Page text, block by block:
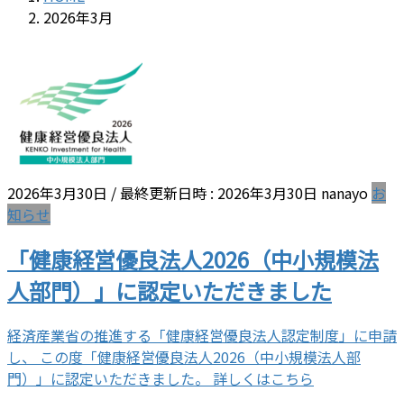
2026年3月
2026年3月30日 / 最終更新日時 : 2026年3月30日 nanayo お
知らせ
「健康経営優良法人2026（中小規模法
人部門）」に認定いただきました
経済産業省の推進する「健康経営優良法人認定制度」に申請
し、 この度「健康経営優良法人2026（中小規模法人部
門）」に認定いただきました。 詳しくはこちら